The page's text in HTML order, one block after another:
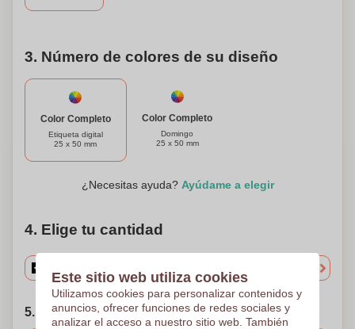
manos.
3. Número de colores de su diseño
Color Completo
Etiqueta digital
25 x 50 mm
Color Completo
Domingo
25 x 50 mm
¿Necesitas ayuda? Ayúdame a elegir
4. Elige tu cantidad
5. Elija su fecha de envío
Este sitio web utiliza cookies
Utilizamos cookies para personalizar contenidos y
anuncios, ofrecer funciones de redes sociales y
analizar el acceso a nuestro sitio web. También